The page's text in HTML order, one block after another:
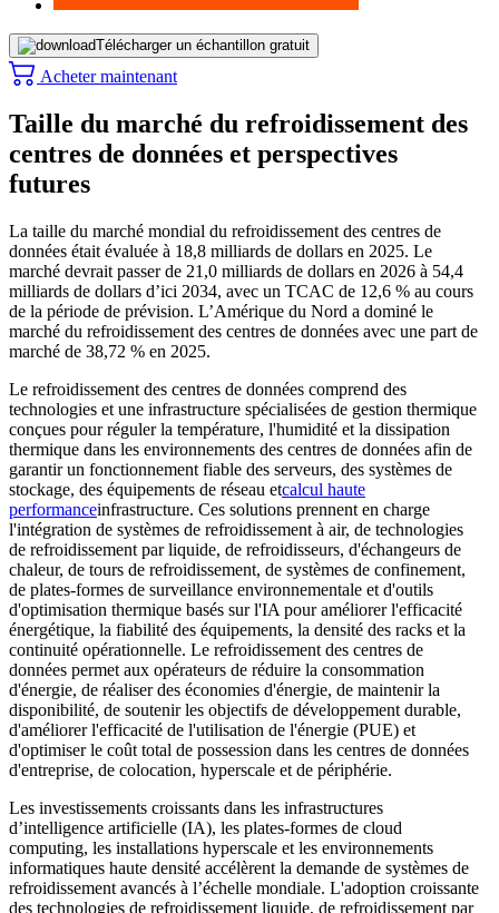
Télécharger un échantillon gratuit
Acheter maintenant
Taille du marché du refroidissement des
centres de données et perspectives
futures
La taille du marché mondial du refroidissement des centres de
données était évaluée à 18,8 milliards de dollars en 2025. Le
marché devrait passer de 21,0 milliards de dollars en 2026 à 54,4
milliards de dollars d’ici 2034, avec un TCAC de 12,6 % au cours
de la période de prévision. L’Amérique du Nord a dominé le
marché du refroidissement des centres de données avec une part de
marché de 38,72 % en 2025.
Le refroidissement des centres de données comprend des
technologies et une infrastructure spécialisées de gestion thermique
conçues pour réguler la température, l'humidité et la dissipation
thermique dans les environnements des centres de données afin de
garantir un fonctionnement fiable des serveurs, des systèmes de
stockage, des équipements de réseau etcalcul haute
performanceinfrastructure. Ces solutions prennent en charge
l'intégration de systèmes de refroidissement à air, de technologies
de refroidissement par liquide, de refroidisseurs, d'échangeurs de
chaleur, de tours de refroidissement, de systèmes de confinement,
de plates-formes de surveillance environnementale et d'outils
d'optimisation thermique basés sur l'IA pour améliorer l'efficacité
énergétique, la fiabilité des équipements, la densité des racks et la
continuité opérationnelle. Le refroidissement des centres de
données permet aux opérateurs de réduire la consommation
d'énergie, de réaliser des économies d'énergie, de maintenir la
disponibilité, de soutenir les objectifs de développement durable,
d'améliorer l'efficacité de l'utilisation de l'énergie (PUE) et
d'optimiser le coût total de possession dans les centres de données
d'entreprise, de colocation, hyperscale et de périphérie.
Les investissements croissants dans les infrastructures
d’intelligence artificielle (IA), les plates-formes de cloud
computing, les installations hyperscale et les environnements
informatiques haute densité accélèrent la demande de systèmes de
refroidissement avancés à l’échelle mondiale. L'adoption croissante
des technologies de refroidissement liquide, de refroidissement par